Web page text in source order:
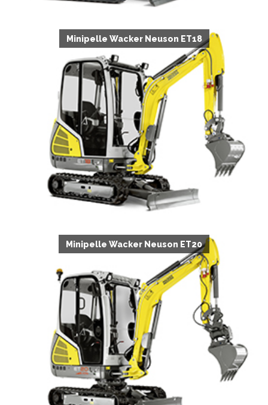
Minipelle Wacker Neuson ET18
Minipelle Wacker Neuson ET20